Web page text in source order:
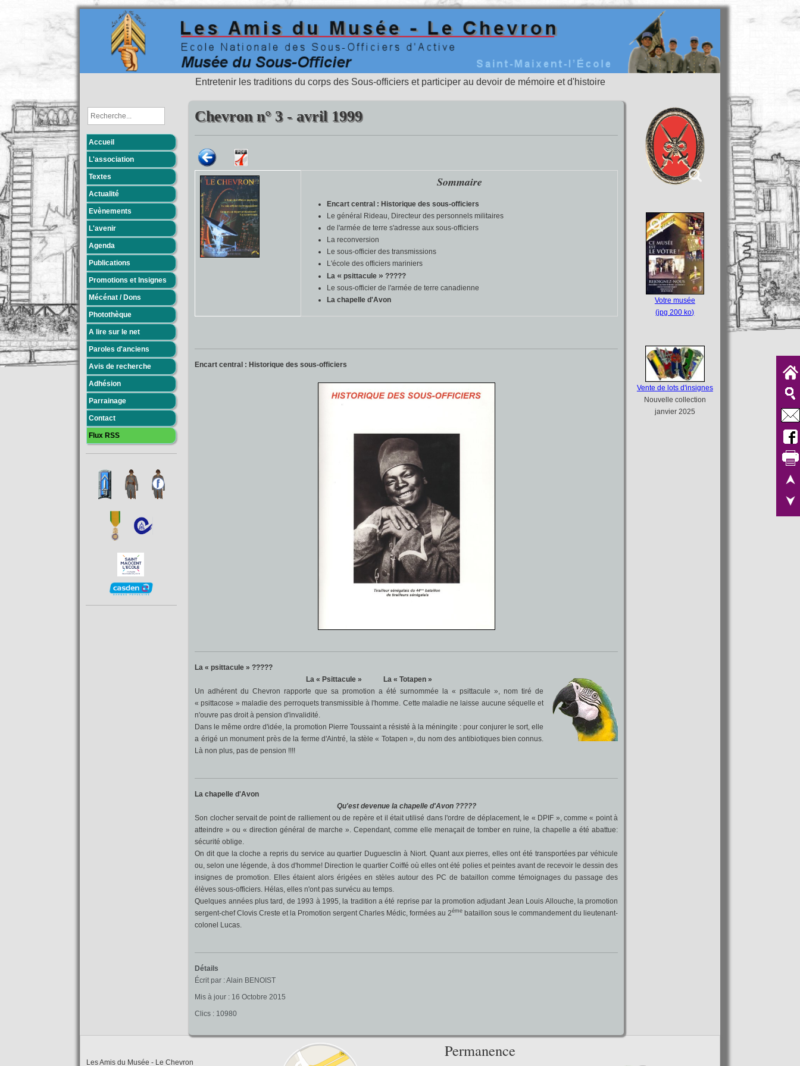
Entretenir les traditions du corps des Sous-officiers et participer au devoir de mémoire et d'histoire
Accueil
L'association
Textes
Actualité
Evènements
L'avenir
Agenda
Publications
Promotions et Insignes
Mécénat / Dons
Photothèque
A lire sur le net
Paroles d'anciens
Avis de recherche
Adhésion
Parrainage
Contact
Flux RSS
Chevron n° 3 - avril 1999
Sommaire
Encart central : Historique des sous-officiers
Le général Rideau, Directeur des personnels militaires
de l'armée de terre s'adresse aux sous-officiers
La reconversion
Le sous-officier des transmissions
L'école des officiers mariniers
La « psittacule» ?????
Le sous-officier de l'armée de terre canadienne
La chapelle d'Avon
Encart central : Historique des sous-officiers
La « psittacule » ?????
La « Psittacule » La « Totapen »
Un adhérent du Chevron rapporte que sa promotion a été surnommée la « psittacule », nom tiré de
« psittacose » maladie des perroquets transmissible à l'homme. Cette maladie ne laisse aucune séquelle et
n'ouvre pas droit à pension d'invalidité.
Dans le même ordre d'idée, la promotion Pierre Toussaint a résisté à la méningite : pour conjurer le sort, elle
a érigé un monument près de la ferme d'Aintré, la stèle « Totapen », du nom des antibiotiques bien connus.
Là non plus, pas de pension !!!!
La chapelle d'Avon
Qu'est devenue la chapelle d'Avon ?????
Son clocher servait de point de ralliement ou de repère et il était utilisé dans l'ordre de déplacement, le « DPIF », comme « point à
atteindre » ou « direction général de marche ». Cependant, comme elle menaçait de tomber en ruine, la chapelle a été abattue:
sécurité oblige.
On dit que la cloche a repris du service au quartier Duguesclin à Niort. Quant aux pierres, elles ont été transportées par véhicule
ou, selon une légende, à dos d'homme! Direction le quartier Coiffé où elles ont été polies et peintes avant de recevoir le dessin des
insignes de promotion. Elles étaient alors érigées en stèles autour des PC de bataillon comme témoignages du passage des
élèves sous-officiers. Hélas, elles n'ont pas survécu au temps.
Quelques années plus tard, de 1993 à 1995, la tradition a été reprise par la promotion adjudant Jean Louis Allouche, la promotion
sergent-chef Clovis Creste et la Promotion sergent Charles Médic, formées au 2éme bataillon sous le commandement du lieutenant-
colonel Lucas.
Détails
Écrit par :Alain BENOIST
Mis à jour : 16 Octobre 2015
Clics : 10980
Votre musée
(jpg 200 ko)
Vente de lots d'insignes
Nouvelle collection
janvier 2025
Les Amis du Musée - Le Chevron
Permanence